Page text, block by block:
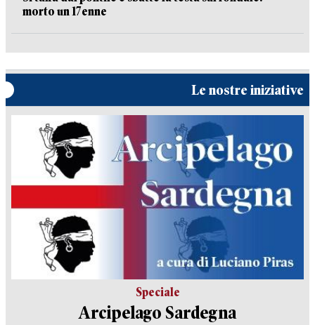
morto un 17enne
Le nostre iniziative
Speciale
Arcipelago Sardegna